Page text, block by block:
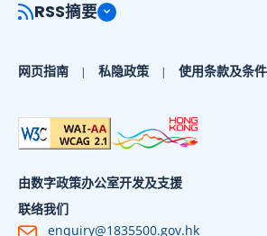
RSS摘要
网页指南 私隐政策 使用条款及条件
由数字政策办公室开发及支援
联络我们
enquiry@1835500.gov.hk